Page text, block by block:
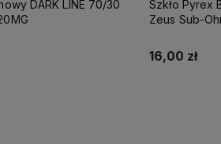
DARK LINE 70/30
Szkło Pyrex
Zeus Sub-
16,00 zł